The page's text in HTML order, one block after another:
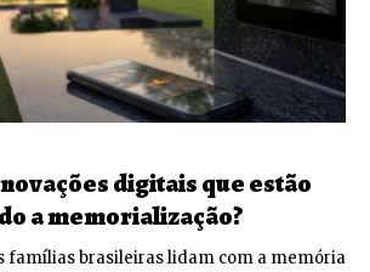
digitais que estão
a memorialização?
famílias brasileiras lidam com a memória